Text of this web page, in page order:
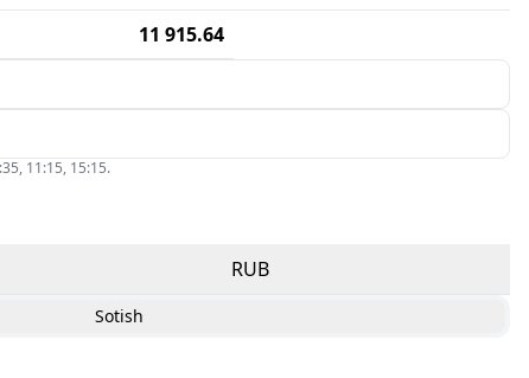
11 915.64
11:15, 15:15.
RUB
Sotish